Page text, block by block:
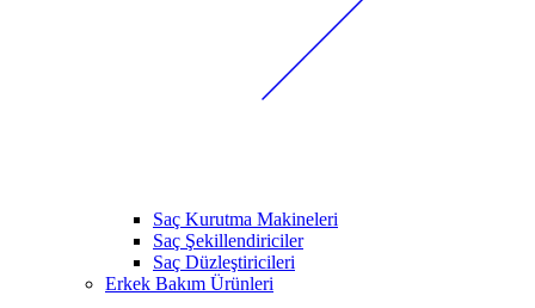
Saç Kurutma Makineleri
Saç Şekillendiriciler
Saç Düzleştiricileri
Erkek Bakım Ürünleri